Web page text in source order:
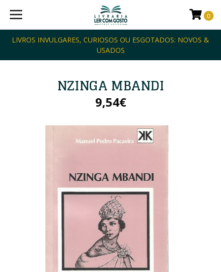
LIVROS INVULGARES, CURIOSOS OU ESGOTADOS: NOVOS &
USADOS
0
NZINGA MBANDI
9,54€